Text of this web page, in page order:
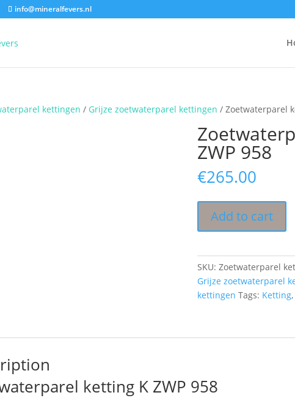
info@mineralfevers.nl
kettingen /Grijze zoetwaterparel kettingen / Zoetwaterparel
ZWP 958
€265.00
Add to cart
SKU:Zoetwaterparel
Grijze zoetwaterparel
kettingen Tags: Ketting
ketting K ZWP 958